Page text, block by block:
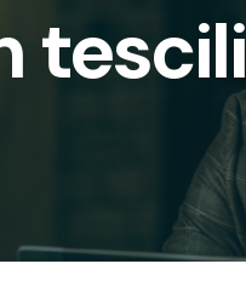
tescili